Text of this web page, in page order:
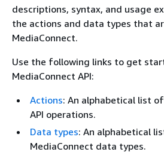
descriptions, syntax, and usage
the actions and data types that
MediaConnect.
Use the following links to get
MediaConnect API:
Actions: An alphabetical list
API operations.
Data types: An alphabetical
MediaConnect data types.